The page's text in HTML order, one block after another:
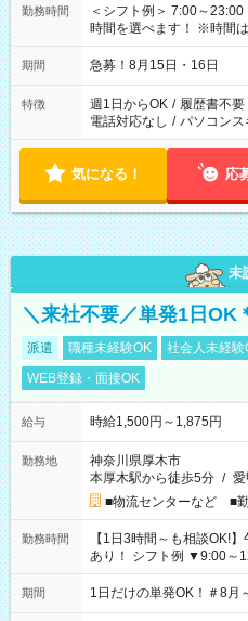
勤務時間
＜シフト例＞ 7:00～23:00 13:30～22:00
時間を選べます！ ※時間
期間 急募！8月15日・16日
特徴 週1日からOK / 履歴書不要
電話対応なし / パソコンス
気になる！ 応
未
＼来社不要／単発1日OK
派遣 職種未経験OK 社会人未経験
WEB登録・面接OK
給与 時給1,500円～1,875円
勤務地
神奈川県厚木市
本厚木駅から徒歩5分 /
■物流センターなど ■
勤務時間
【1日3時間～も相談OK!
あり！ シフト例 ▼9:00
▼18:00～21:00
期間 1日だけの単発OK！＃8